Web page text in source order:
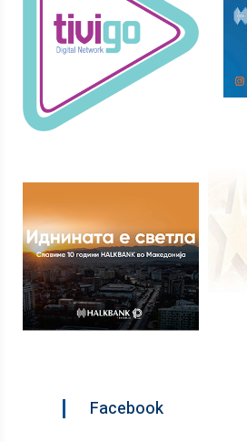
Facebook